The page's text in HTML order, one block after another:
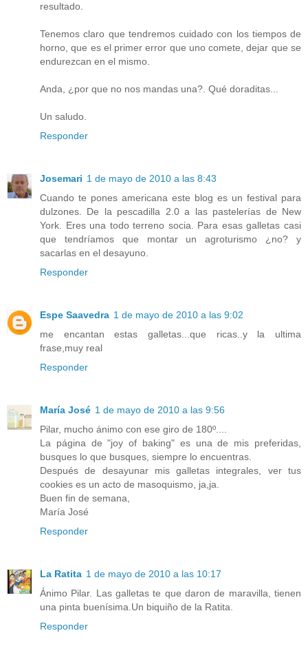
resultado.
Tenemos claro que tendremos cuidado con los tiempos de
horno, que es el primer error que uno comete, dejar que se
endurezcan en el mismo.
Anda, ¿por que no nos mandas una?. Qué doraditas...
Un saludo.
Responder
Josemari 1 de mayo de 2010 a las 8:43
Cuando te pones americana este blog es un festival para
dulzones. De la pescadilla 2.0 a las pastelerías de New
York. Eres una todo terreno socia. Para esas galletas casi
que tendríamos que montar un agroturismo ¿no? y
sacarlas en el desayuno.
Responder
Espe Saavedra 1 de mayo de 2010 a las 9:02
me encantan estas galletas...que ricas..y la ultima
frase,muy real
Responder
María José 1 de mayo de 2010 a las 9:56
Pilar, mucho ánimo con ese giro de 180º....
La página de "joy of baking" es una de mis preferidas,
busques lo que busques, siempre lo encuentras.
Después de desayunar mis galletas integrales, ver tus
cookies es un acto de masoquismo, ja,ja.
Buen fin de semana,
María José
Responder
La Ratita 1 de mayo de 2010 a las 10:17
Ánimo Pilar. Las galletas te que daron de maravilla, tienen
una pinta buenísima.Un biquiño de la Ratita.
Responder